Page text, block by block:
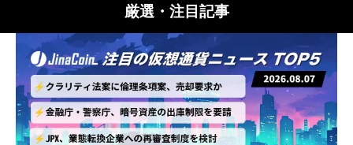
厳選・注目記事